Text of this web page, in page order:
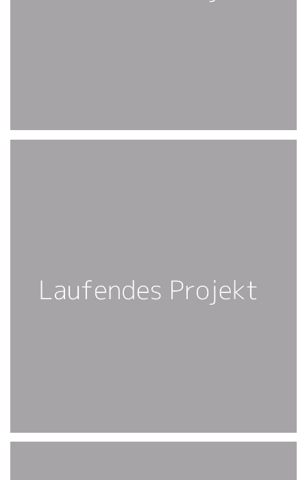
FOLGT 2021
PLS, COME BACK :-)